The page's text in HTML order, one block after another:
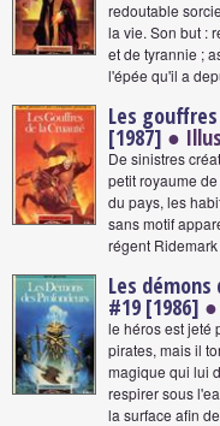
redoutable
la vie. Son but :
et de tyrannie ;
l'épée qu'il a
Les
[1987] ●
De sinistres
petit royaume
du pays, les
sans motif
régent
Les
#19 [1986]
le héros est jeté
pirates, mais il
magique qui lui
respirer sous
la surface afin